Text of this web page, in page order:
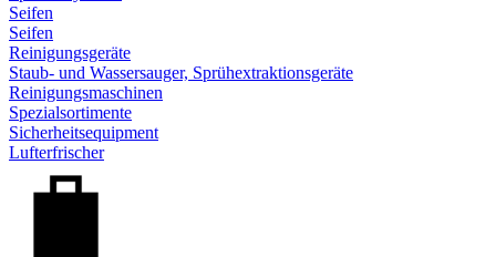
Seifen
Seifen
Reinigungsgeräte
Staub- und Wassersauger, Sprühextraktionsgeräte
Reinigungsmaschinen
Spezialsortimente
Sicherheitsequipment
Lufterfrischer